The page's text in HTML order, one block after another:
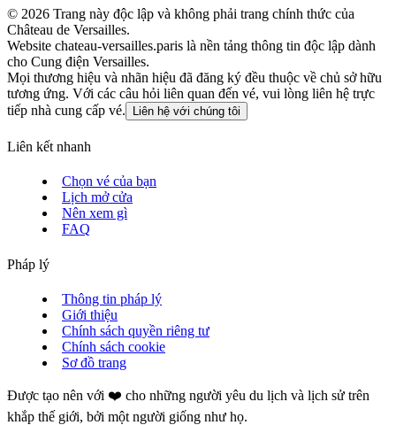
© 2026 Trang này độc lập và không phải trang chính thức của
Château de Versailles.
Website chateau-versailles.paris là nền tảng thông tin độc lập dành
cho Cung điện Versailles.
Mọi thương hiệu và nhãn hiệu đã đăng ký đều thuộc về chủ sở hữu
tương ứng. Với các câu hỏi liên quan đến vé, vui lòng liên hệ trực
tiếp nhà cung cấp vé.
Liên hệ với chúng tôi
Liên kết nhanh
Chọn vé của bạn
Lịch mở cửa
Nên xem gì
FAQ
Pháp lý
Thông tin pháp lý
Giới thiệu
Chính sách quyền riêng tư
Chính sách cookie
Sơ đồ trang
Được tạo nên với ❤️ cho những người yêu du lịch và lịch sử trên
khắp thế giới, bởi một người giống như họ.